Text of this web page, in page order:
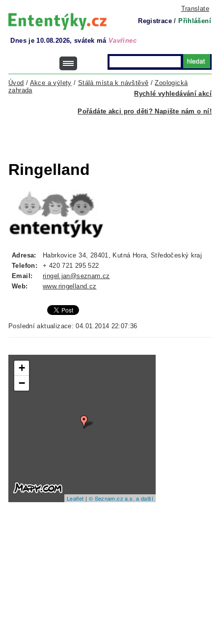
Translate
Registrace / Přihlášení
Dnes je 10.08.2026, svátek má Vavřinec
Rychlé vyhledávání akcí
Úvod / Akce a výlety / Stálá místa k návštěvě /Zoologická
zahrada
Pořádáte akci pro děti? Napište nám o ní!
Ringelland
Adresa:
Habrkovice 34, 28401, Kutná Hora, Středočeský kraj
Telefon:
+ 420 721 295 522
Email:
ringel.jan@seznam.cz
Web:
www.ringelland.cz
Poslední aktualizace: 04.01.2014 22:07:36
+
−
Leaflet | © Seznam.cz a.s. a další